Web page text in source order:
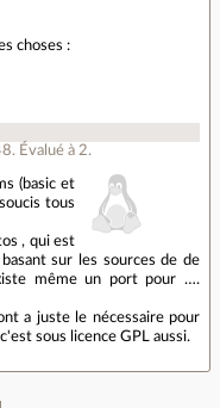
choses :
. Évalué à 2.
(basic et
tous
, qui est
sur les sources de de
même un port pour ….
a juste le nécessaire pour
sous licence GPL aussi.